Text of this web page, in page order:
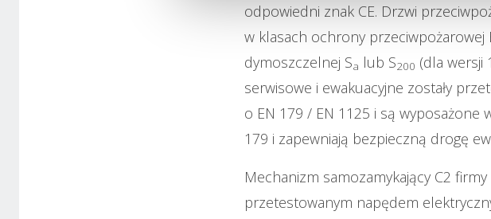
odpowiedni znak CE. Drzwi
w klasach ochrony przeciwpożarowej
dymoszczelnej Sa lub S200 (dla wersji
serwisowe i ewakuacyjne zostały
o EN 179 / EN 1125 i są wyposażone
179 i zapewniają bezpieczną drogę
Mechanizm samozamykający C2
przetestowanym napędem